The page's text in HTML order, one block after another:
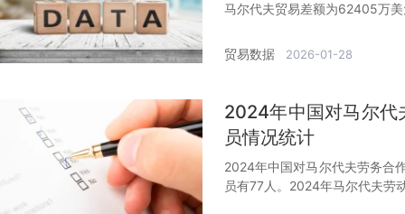
马尔代夫贸易差额为62405万
贸易数据 2026-01-28
2024年中国对马尔代
员情况统计
2024年中国对马尔代夫劳务合
员有77人。2024年马尔代夫劳